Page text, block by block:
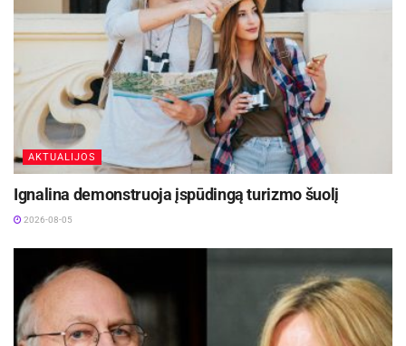
AKTUALIJOS
Ignalina demonstruoja įspūdingą turizmo šuolį
2026-08-05